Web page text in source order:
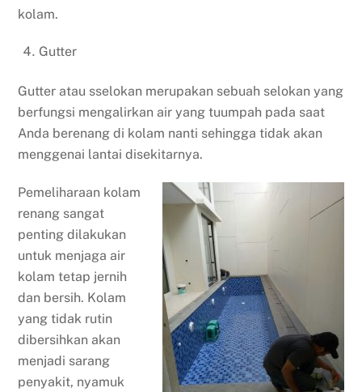
kolam.
Gutter
Gutter atau sselokan merupakan sebuah selokan yang
berfungsi mengalirkan air yang tuumpah pada saat
Anda berenang di kolam nanti sehingga tidak akan
menggenai lantai disekitarnya.
Pemeliharaan kolam
renang sangat
penting dilakukan
untuk menjaga air
kolam tetap jernih
dan bersih. Kolam
yang tidak rutin
dibersihkan akan
menjadi sarang
penyakit, nyamuk